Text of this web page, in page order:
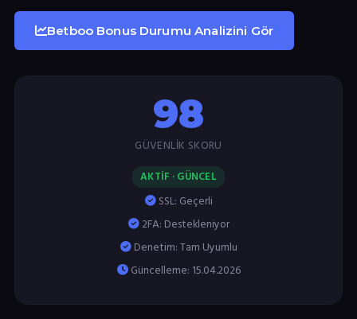
Betboo Bonus Durumu Analizini Gör
98
GÜVENLIK SKORU
AKTİF · GÜNCEL
SSL: Geçerli
2FA: Destekleniyor
Denetim: Tam Uyumlu
Güncelleme: 15.04.2026